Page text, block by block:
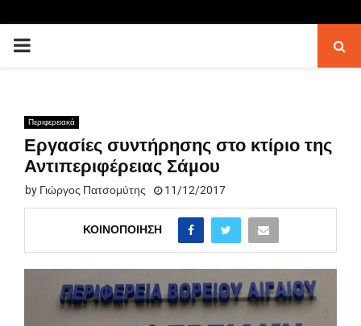
PRIMARY
Περιφερειακά
Εργασίες συντήρησης στο κτίριο της
Αντιπεριφέρειας Σάµου
by Γιώργος Πατσομύτης 11/12/2017
ΚΟΙΝΟΠΟΊΗΣΗ